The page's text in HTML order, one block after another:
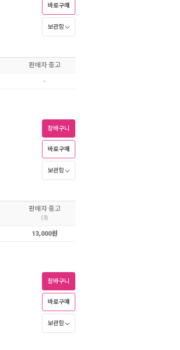
바로구매
보관함
판매자 중고
-
장바구니
바로구매
보관함
판매자 중고
(3)
13,000원
장바구니
바로구매
보관함